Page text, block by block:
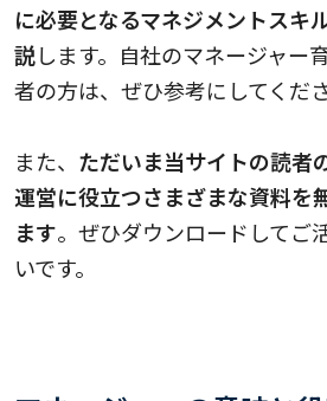
に必要となるマネジメントスキ
説します。自社のマネージャー
者の方は、ぜひ参考にしてくださ
また、 ただいま当サイトの読者
運営に役立つさまざまな資料を
ます。ぜひダウンロードしてご
いです。